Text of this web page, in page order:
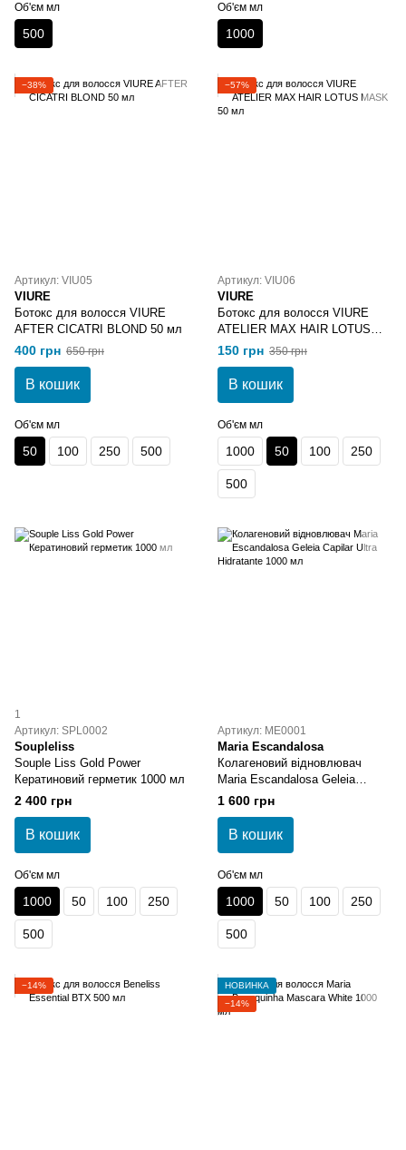
Об'єм мл
500
Об'єм мл
1000
−38%
Артикул: VIU05
VIURE
Ботокс для волосся VIURE
AFTER CICATRI BLOND 50 мл
400 грн 650 грн
В кошик
Об'єм мл
50 100 250 500
−57%
Артикул: VIU06
VIURE
Ботокс для волосся VIURE
ATELIER MAX HAIR LOTUS
MASK 50 мл
150 грн 350 грн
В кошик
Об'єм мл
1000 50 100 250
500
1
Артикул: SPL0002
Soupleliss
Souple Liss Gold Power
Кератиновий герметик 1000 мл
2 400 грн
В кошик
Об'єм мл
1000 50 100 250
500
Артикул: ME0001
Maria Escandalosa
Колагеновий відновлювач
Maria Escandalosa Geleia
Capilar Ultra Hidratante 1000 мл
1 600 грн
В кошик
Об'єм мл
1000 50 100 250
500
−14%
НОВИНКА
−14%